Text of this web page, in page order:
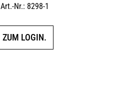
Art.-Nr.: 8298-1
ZUM LOGIN.